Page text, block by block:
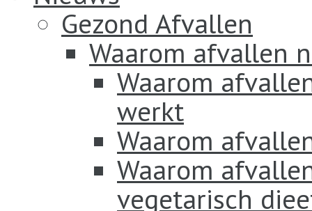
Gezond Afvallen
Waarom afvallen
Waarom
werkt
Waarom
Waarom
vegetarisch